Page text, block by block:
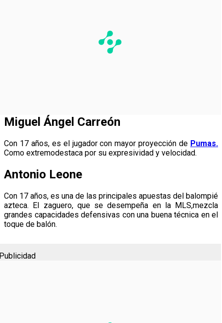
Miguel Ángel Carreón
Con 17 años, es el jugador con mayor proyección de Pumas.
Como extremodestaca por su expresividad y velocidad.
Antonio Leone
Con 17 años, es una de las principales apuestas del balompié
azteca. El zaguero, que se desempeña en la MLS,mezcla
grandes capacidades defensivas con una buena técnica en el
toque de balón.